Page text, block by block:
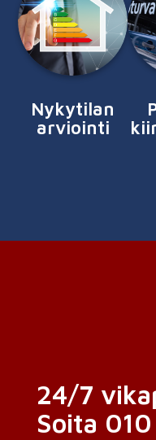
Nykytilan
arviointi
24/7
Soita